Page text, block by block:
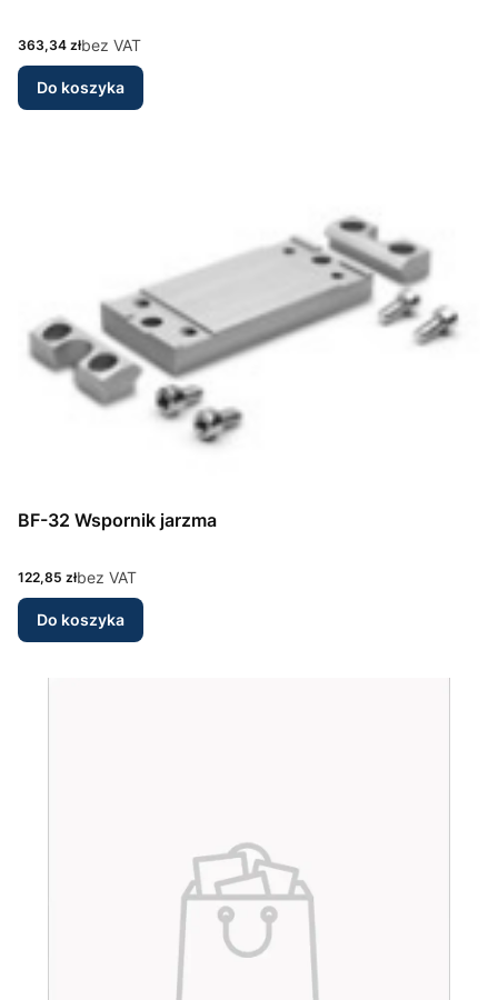
Cena
363,34 złbez VAT
Do koszyka
BF-32 Wspornik jarzma
Cena
122,85 złbez VAT
Do koszyka